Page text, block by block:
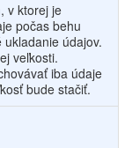
v ktorej je
počas behu
údajov.
veľkosti.
iba údaje
bude stačiť.